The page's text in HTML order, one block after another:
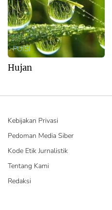
PUISI
Hujan
Kebijakan Privasi
Pedoman Media Siber
Kode Etik Jurnalistik
Tentang Kami
Redaksi